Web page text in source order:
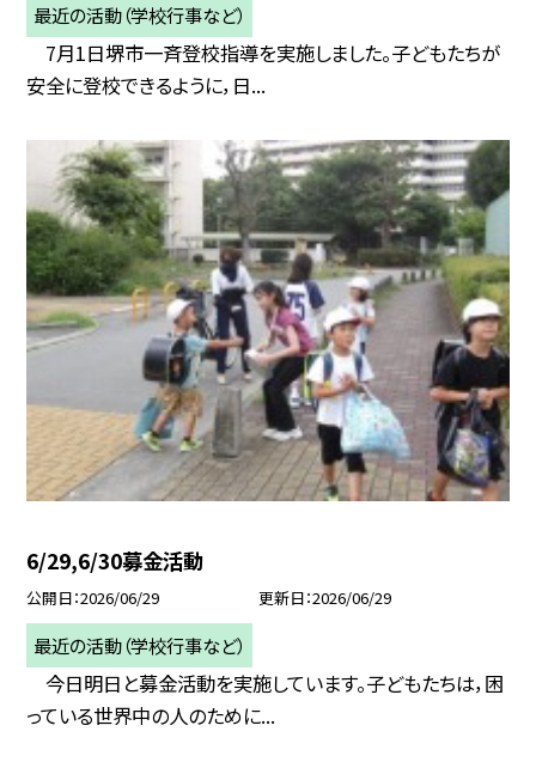
最近の活動（学校行事など）
7月1日堺市一斉登校指導を実施しました。子どもたちが
安全に登校できるように，日...
6/29,6/30募金活動
公開日 2026/06/29 更新日 2026/06/29
最近の活動（学校行事など）
今日明日と募金活動を実施しています。子どもたちは，困
っている世界中の人のために...